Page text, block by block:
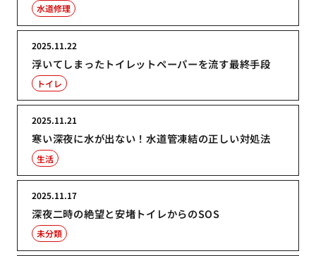
水道修理
浮いてしまったトイレットペーパーを流す最終手段
2025.11.22
トイレ
寒い深夜に水が出ない！水道管凍結の正しい対処法
2025.11.21
生活
深夜二時の絶望と安堵トイレからのSOS
2025.11.17
未分類